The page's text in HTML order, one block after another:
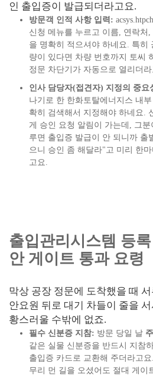
인 출입증이 발급되더라고요.
방문객 인적 사항 입력:
신청 메뉴를 누르고 이름, 연락처
을 명확히 적으셔야 하네요. 특히
량이 있다면 차량 번호까지 토씨
정문 차단기가 자동으로 열리더
인사 담당자(접견자) 지정의 중요
나기로 한 한화토탈에너지스 내
확히 검색해서 지정해야 하네요.
게 승인 요청 알림이 가는데, 그분
루면 출입증 발급이 안 되니까 출
으니 승인 좀 해달라"고 미리 한
고요.
출입관리시스템 등
안 게이트 통과 요령
막상 공장 정문에 도착했을 때
안요원 뒤로 대기 차들이 줄을
황스러울 수밖에 없죠.
필수 신분증 지참: 방문 당일 날
같은 실물 신분증을 반드시 지참
출입증 카드로 교환해 주더라고
무리 먼 길을 오셨어도 절대 게이